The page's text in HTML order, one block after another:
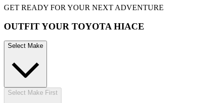
GET READY FOR YOUR NEXT ADVENTURE
OUTFIT YOUR TOYOTA HIACE
Select Make
Select Make First